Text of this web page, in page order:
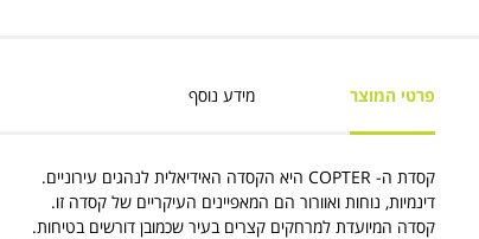
פרטי המוצר מידע נוסף
קסדת ה- COPTER היא הקסדה האידיאלית לנהגים עירוניים.
דינמיות, נוחות ואוורור הם המאפיינים העיקריים של קסדה זו.
קסדה המיועדת למרחקים קצרים בעיר שכמובן דורשים בטיחות.